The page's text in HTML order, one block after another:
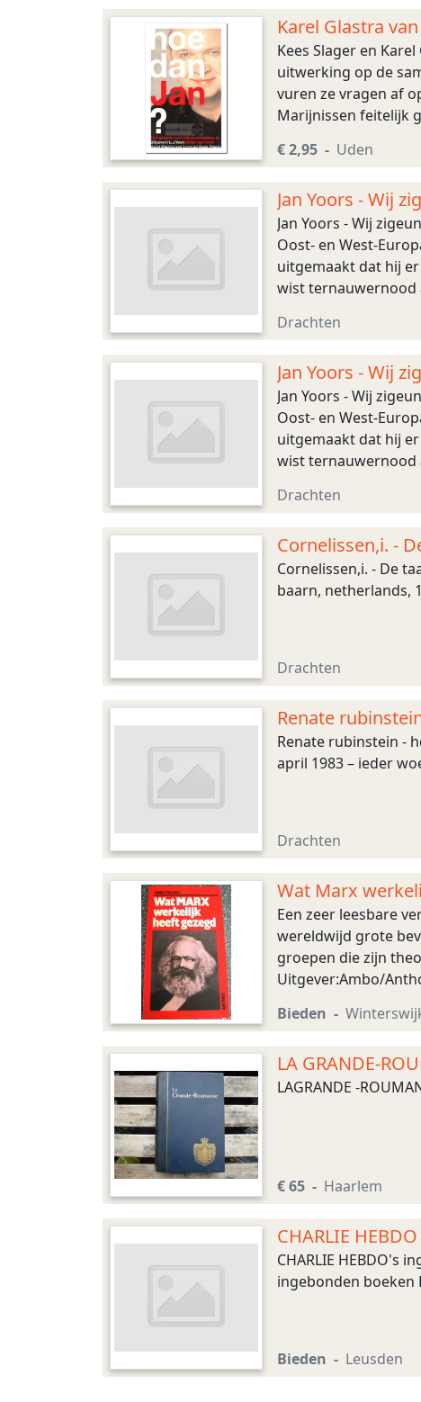
Karel Glastra
Kees Slager en
uitwerking op de
vuren ze vragen af
Marijnissen feitelijk
€ 2,95 Uden
Jan Yoors - Wij
Jan Yoors - Wij
Oost- en West-
uitgemaakt dat hij
wist ternauwernood
Drachten
Jan Yoors - Wij
Jan Yoors - Wij
Oost- en West-
uitgemaakt dat hij
wist ternauwernood
Drachten
Cornelissen,i. -
Cornelissen,i. - De
baarn, netherlands,
Drachten
Renate
Renate rubinstein -
april 1983 – ieder
Drachten
Wat Marx
Een zeer leesbare
wereldwijd grote
groepen die zijn
Uitgever:Ambo/
Bieden
LA GRANDE-
LAGRANDE -
€ 65 Haarlem
CHARLIE
CHARLIE HEBDO's
ingebonden boeken
Bieden Leusden